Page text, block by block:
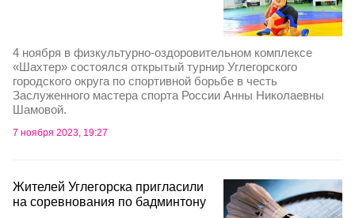
4 ноября в физкультурно-оздоровительном комплексе
«Шахтер» состоялся открытый турнир Углегорского
городского округа по спортивной борьбе в честь
Заслуженного мастера спорта России Анны Николаевны
Шамовой.
7 ноября 2023, 19:27
Жителей Углегорска пригласили
на соревнования по бадминтону